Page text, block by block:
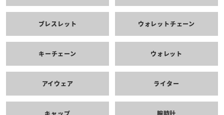
ブレスレット ウォレットチェーン
キーチェーン ウォレット
アイウェア ライター
キャップ 腕時計